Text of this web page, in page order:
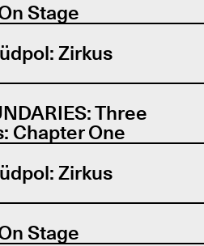
Stage
Zirkus
Three
Chapter One
Zirkus
Stage